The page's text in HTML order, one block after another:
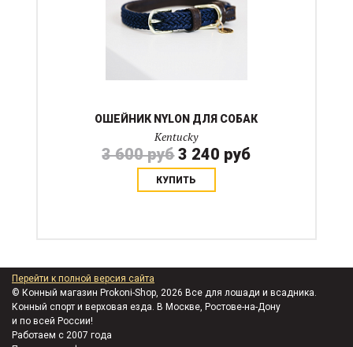
ОШЕЙНИК NYLON ДЛЯ СОБАК
Kentucky
3 600 руб 3 240 руб
КУПИТЬ
Перейти к полной версия сайта
© Конный магазин Prokoni-Shop, 2026 Все для лошади и всадника.
Конный спорт и верховая езда. В Москве, Ростове-на-Дону
и по всей России!
Работаем с 2007 года